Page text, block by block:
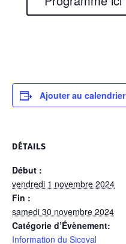
Ajouter au calendrier
DÉTAILS
Début :
vendredi 1 novembre 2024
Fin :
samedi 30 novembre 2024
Catégorie d’Évènement:
Information du Sicoval